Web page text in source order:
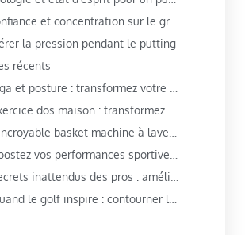
la pression pendant le putting
récents